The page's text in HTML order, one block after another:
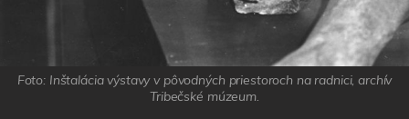
Foto: Inštalácia výstavy v pôvodných priestoroch na radnici, archív
Tribečské múzeum.